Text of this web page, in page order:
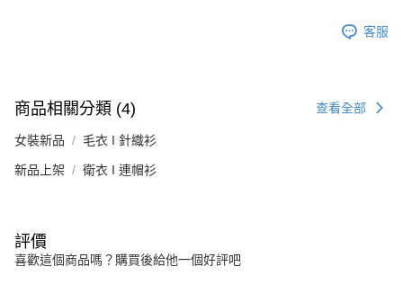
客服
商品相關分類 (4) 查看全部
女裝新品 毛衣 I 針織衫
新品上架 衛衣 I 連帽衫
評價
喜歡這個商品嗎？購買後給他一個好評吧